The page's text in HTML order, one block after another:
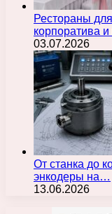
Рестораны
корпоратива
03.07.2026
От станка до
энкодеры на…
13.06.2026